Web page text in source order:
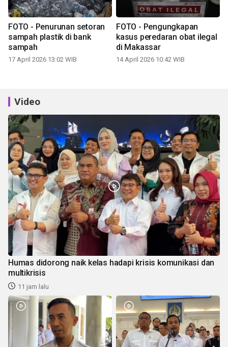
FOTO - Penurunan setoran
sampah plastik di bank
sampah
17 April 2026 13:02 WIB
FOTO - Pengungkapan
kasus peredaran obat ilegal
di Makassar
14 April 2026 10:42 WIB
Video
Humas didorong naik kelas hadapi krisis komunikasi dan
multikrisis
11 jam lalu